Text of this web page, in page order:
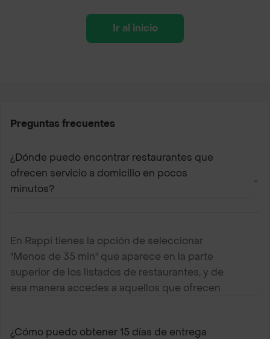
Ir al inicio
Preguntas frecuentes
¿Dónde puedo encontrar restaurantes que
ofrecen servicio a domicilio en pocos
minutos?
En Rappi tienes la opción de seleccionar
"Menos de 35 min" que aparece en la parte
superior de los listados de restaurantes, y de
esa manera accedes a aquellos que ofrecen
¿Cómo puedo obtener 15 días de entrega